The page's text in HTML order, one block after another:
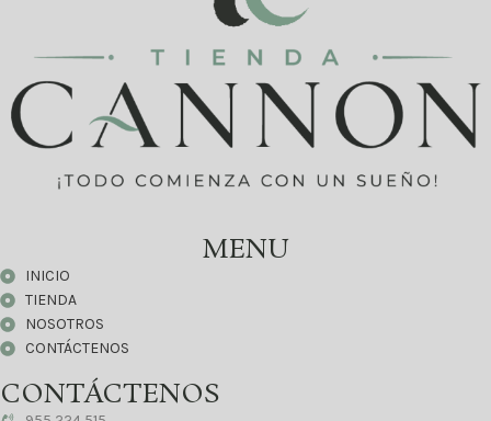
MENU
INICIO
TIENDA
NOSOTROS
CONTÁCTENOS
CONTÁCTENOS